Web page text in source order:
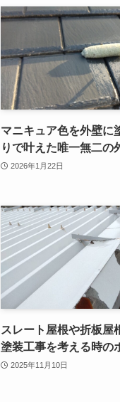
マニキュア色を外壁に
りで叶えた唯一無二の
2026年1月22日
スレート屋根や折板屋
塗装工事を考える時の
2025年11月10日